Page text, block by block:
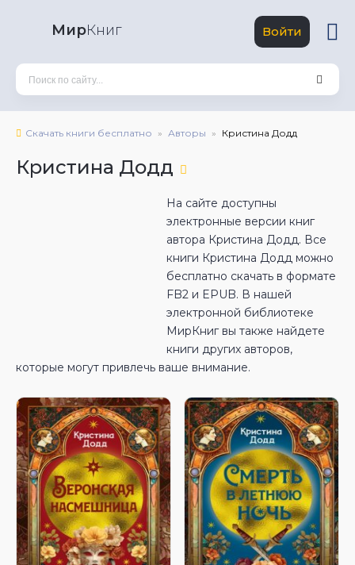
МирКниг Войти
Скачать книги бесплатно Авторы Кристина Додд
Кристина Додд
На сайте доступны
электронные версии книг
автора Кристина Додд. Все
книги Кристина Додд можно
бесплатно скачать в формате
FB2 и EPUB. В нашей
электронной библиотеке
МирКниг вы также найдете
книги других авторов,
которые могут привлечь ваше внимание.